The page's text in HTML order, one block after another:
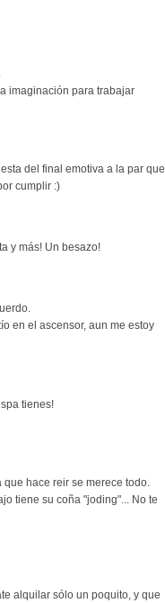
imaginación para trabajar
del final emotiva a la par que
cumplir :)
y más! Un besazo!
en el ascensor, aun me estoy
tienes!
hace reir se merece todo.
tiene su coña "joding"... No te
alquilar sólo un poquito, y que